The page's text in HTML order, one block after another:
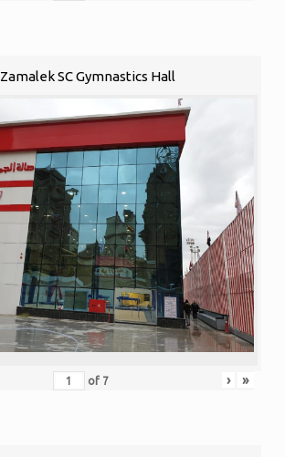
Zamalek SC Gymnastics Hall
of 7 › »